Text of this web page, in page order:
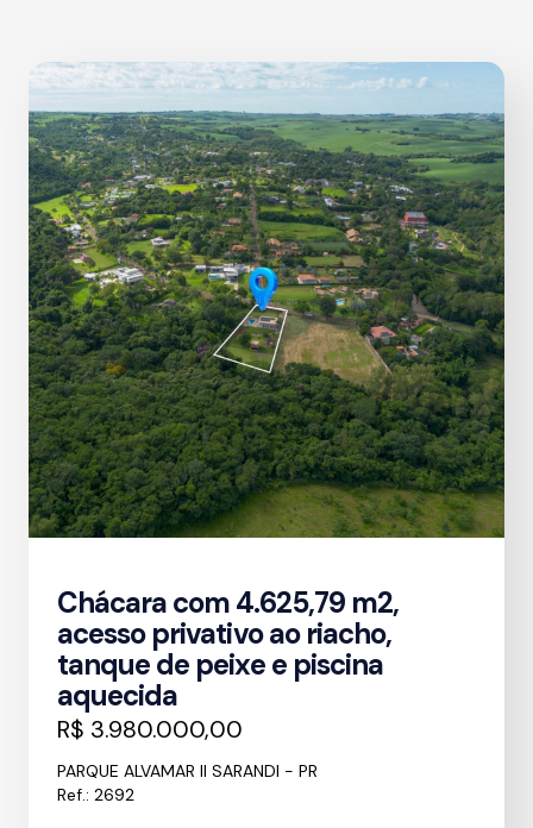
Chácara com 4.625,79 m2,
acesso privativo ao riacho,
tanque de peixe e piscina
aquecida
R$ 3.980.000,00
PARQUE ALVAMAR II SARANDI - PR
Ref.: 2692